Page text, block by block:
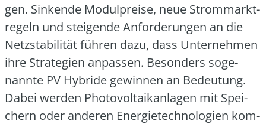
gen. Sin­ken­de Modul­prei­se, neue Strom­markt­
re­geln und stei­gen­de Anfor­de­run­gen an die
Netz­sta­bi­li­tät füh­ren dazu, dass Unter­neh­men
ihre Stra­te­gien anpas­sen. Beson­ders soge­
nann­te PV Hybri­de gewin­nen an Bedeu­tung.
Dabei wer­den Pho­to­vol­ta­ik­an­la­gen mit Spei­
chern oder ande­ren Ener­gie­tech­no­lo­gien kom­